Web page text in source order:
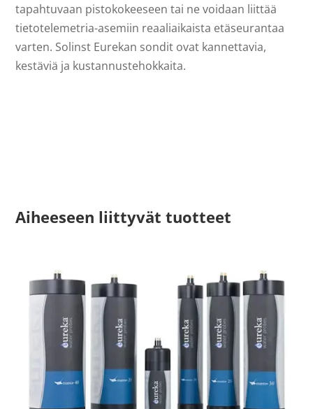
tapahtuvaan pistokokeeseen tai ne voidaan liittää
tietotelemetria-asemiin reaaliaikaista etäseurantaa
varten. Solinst Eurekan sondit ovat kannettavia,
kestäviä ja kustannustehokkaita.
Aiheeseen liittyvät tuotteet